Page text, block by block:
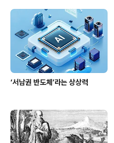
‘서남권 반도체’라는 상상력